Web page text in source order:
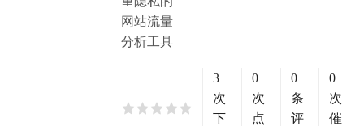
网站流量
分析工具
3
次
下
0
次
点
0
条
评
0
次
催